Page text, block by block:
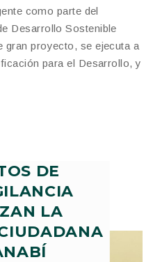
como parte del
Desarrollo Sostenible
gran proyecto, se ejecuta a
para el Desarrollo, y
DE
LA